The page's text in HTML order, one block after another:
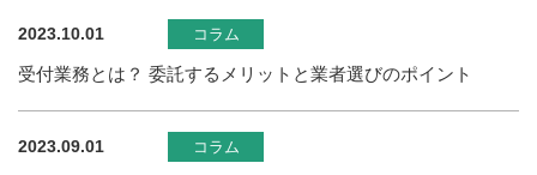
2023.10.01 コラム
受付業務とは？ 委託するメリットと業者選びのポイント
2023.09.01 コラム